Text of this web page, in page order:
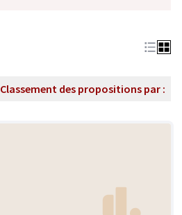
Classement des propositions par :